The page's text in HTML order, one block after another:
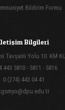
Bildirim Formu
Bilgileri
Tavşanlı Yolu 10. KM
443 5810 - 5811 - 5816
0 (274) 443 04 41